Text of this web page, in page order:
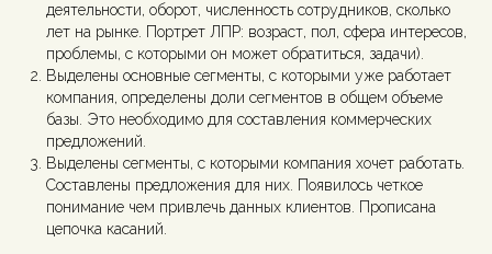
деятельности, оборот, численность сотрудников, сколько
лет на рынке. Портрет ЛПР: возраст, пол, сфера интересов,
проблемы, с которыми он может обратиться, задачи).
Выделены основные сегменты, с которыми уже работает
компания, определены доли сегментов в общем объеме
базы. Это необходимо для составления коммерческих
предложений.
Выделены сегменты, с которыми компания хочет работать.
Составлены предложения для них. Появилось четкое
понимание чем привлечь данных клиентов. Прописана
цепочка касаний.